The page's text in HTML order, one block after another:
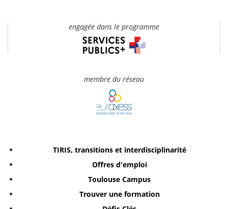
engagée dans le programme
membre du réseau
TIRIS, transitions et interdisciplinarité
Offres d'emploi
Toulouse Campus
Trouver une formation